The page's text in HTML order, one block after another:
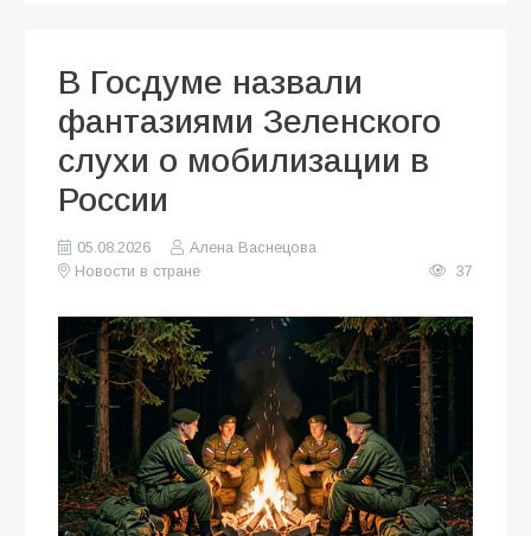
В Госдуме назвали
фантазиями Зеленского
слухи о мобилизации в
России
05.08.2026
Алена Васнецова
Новости в стране
37